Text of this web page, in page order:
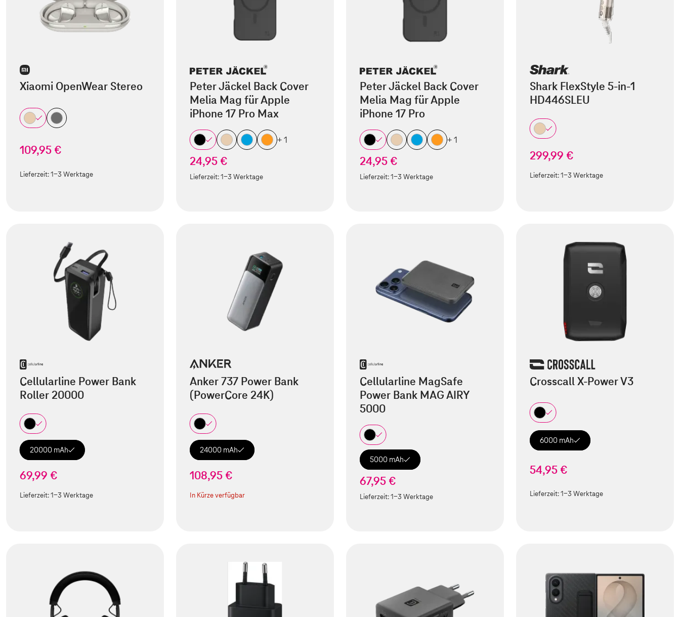
Xiaomi OpenWear Stereo
109,95 €
Lieferzeit:1-3 Werktage
Peter Jäckel Back Cover
Melia Mag für Apple
iPhone 17 Pro Max
+ 1
24,95 €
Lieferzeit:1-3 Werktage
Peter Jäckel Back Cover
Melia Mag für Apple
iPhone 17 Pro
+ 1
24,95 €
Lieferzeit:1-3 Werktage
Shark FlexStyle 5-in-1
HD446SLEU
299,99 €
Lieferzeit:1-3 Werktage
Cellularline Power Bank
Roller 20000
20000 mAh
69,99 €
Lieferzeit:1-3 Werktage
Anker 737 Power Bank
(PowerCore 24K)
24000 mAh
108,95 €
In Kürze verfügbar
Cellularline MagSafe
Power Bank MAG AIRY
5000
5000 mAh
67,95 €
Lieferzeit:1-3 Werktage
Crosscall X-Power V3
6000 mAh
54,95 €
Lieferzeit:1-3 Werktage